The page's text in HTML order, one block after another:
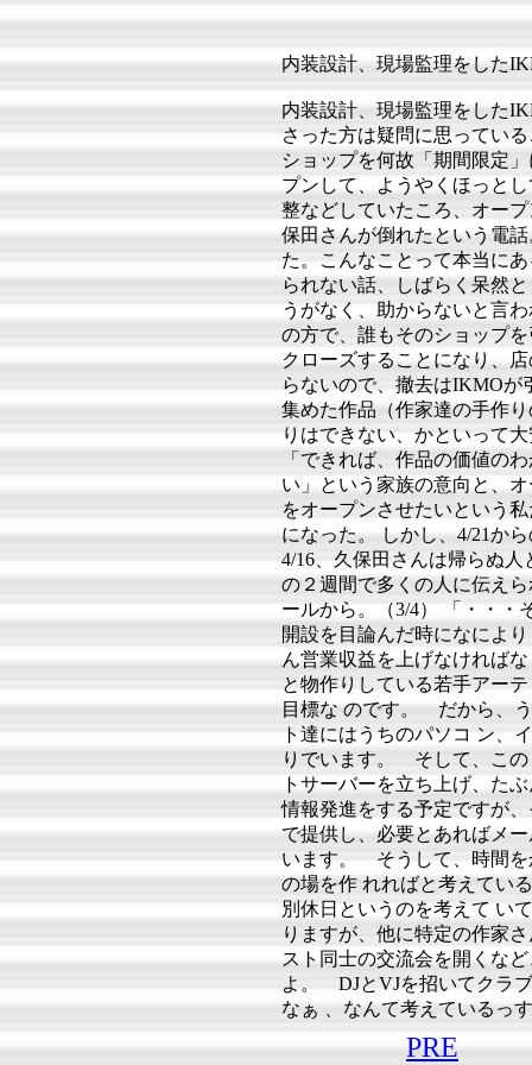
内装設計、現場監理をした
内装設計、現場監理をした
さった方は疑問に思ってい
ショップを何故「期間限定
プンして、ようやくほっと
整などしていたころ、オー
保田さんが倒れたという電
た。こんなことって本当に
られない話、しばらく呆然
うがなく、助からないと言
の方で、誰もそのショップ
クローズすることになり、
らないので、撤去はIKMOが
集めた作品（作家達の手作
りはできない、かといって
「できれば、作品の価値の
い」という家族の意向と、
をオープンさせたいという
になった。 しかし、4/21か
4/16、久保田さんは帰らぬ
の２週間で多くの人に伝え
ールから。（3/4） 「・・・
開設を目論んだ時になによ
ん営業収益を上げなければ
と物作りしている若手アー
目標な のです。 だから、
ト達にはうちのパソコ ン、
りでいます。 そして、この
トサーバーを立ち上げ、た
情報発進をする予定ですが
で提供し、必要とあればメ
います。 そうして、時間を
の場を作 れればと考えてい
別休日というのを考えて い
りますが、他に特定の作家
スト同士の交流会を開くな
よ。 DJとVJを招いてクラ
なぁ 、なんて考えているっ
PRE